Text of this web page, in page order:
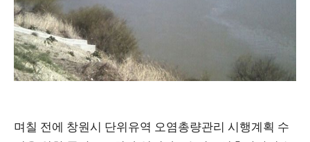
며칠 전에 창원시 단위유역 오염총량관리 시행계획 수